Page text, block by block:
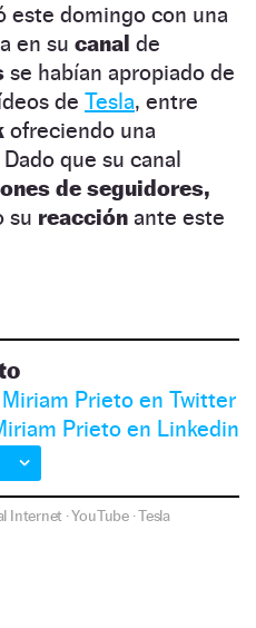
este domingo con una
en su canal de
se habían apropiado de
de Tesla, entre
ofreciendo una
que su canal
de seguidores,
su reacción ante este
Prieto en Twitter
Prieto en Linkedin
Internet ·YouTube·Tesla